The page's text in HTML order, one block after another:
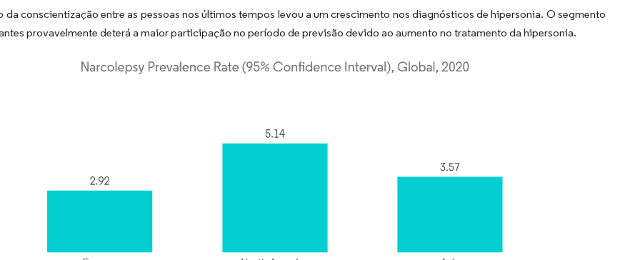
da conscientização entre as pessoas nos últimos tempos levou a um crescimento nos diagnósticos de hipersonia. O segmento
provavelmente deterá a maior participação no período de previsão devido ao aumento no tratamento da hipersonia.